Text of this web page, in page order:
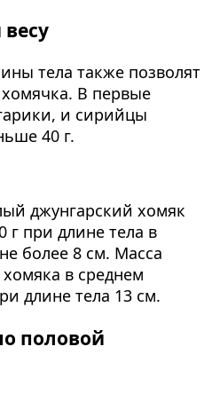
тела также позволят
хомячка. В первые
и сирийцы
40 г.
джунгарский хомяк
г при длине тела в
более 8 см. Масса
в среднем
длине тела 13 см.
половой